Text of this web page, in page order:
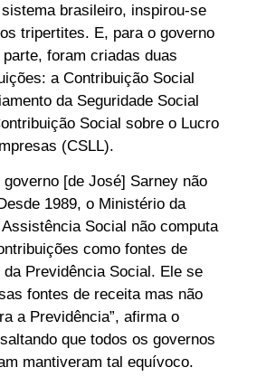
brasileiro, inspirou-se
tripertites. E, para o governo
foram criadas duas
a Contribuição Social
da Seguridade Social
Social sobre o Lucro
(CSLL).
governo [de José] Sarney não
1989, o Ministério da
Social não computa
como fontes de
da Previdência Social. Ele se
fontes de receita mas não
a Previdência”, afirma o
que todos os governos
mantiveram tal equívoco.